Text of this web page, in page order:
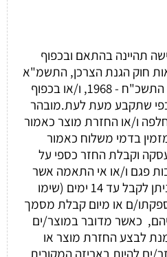
תהיינה בהתאם ובכפוף
חוק הגנת הצרכן, התשמ"א
- 1981, הוראות חוק המכר, התשכ"ח - 1968, ו/או בכפוף
שתקבע מעת לעת.מובהר
ו/או החזרת מוצר כאמור
בדמי משלוח כאמור
וקבלת החזר כספי על
פגם ו/או אי התאמה אשר
מקורה במפעילת האתר, ניתן לקבל עד 14 ימים (שימו
ם או מיום קבלת מסמך
כאשר מדובר במוצר/ים
לבצע החזרת מוצר או
ים להיות באריזה המקורית